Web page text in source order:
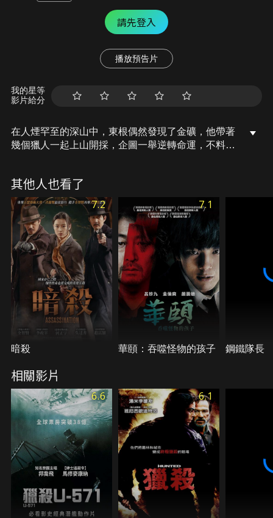
請先登入
播放預告片
我的星等
影片給分
在人煙罕至的深山中，東根偶然發現了金礦，他帶著
幾個獵人一起上山開採，企圖一舉逆轉命運，不料發
場。想要奪取黃金的獵人對上必須保護珍貴物品的獵
人，一場在迷霧山林間、歷時16小時的生死追擊戰，
即將引爆！
其他人也看了
7.2
暗殺
7.1
華頤：吞噬怪物的孩子 鋼鐵隊長
相關影片
6.6 6.1